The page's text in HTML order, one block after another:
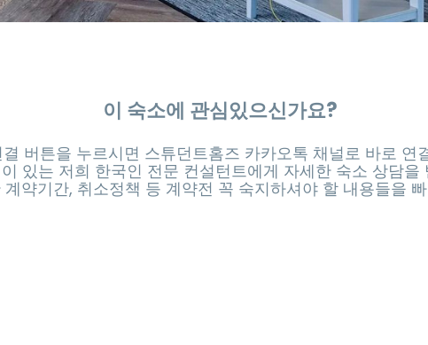
이 숙소에 관심있으신가요?
버튼을 누르시면 스튜던트홈즈 카카오톡 채널로 바로 연
있는 저희 한국인 전문 컨설턴트에게 자세한 숙소 상담을
약기간, 취소정책 등 계약전 꼭 숙지하셔야 할 내용들을